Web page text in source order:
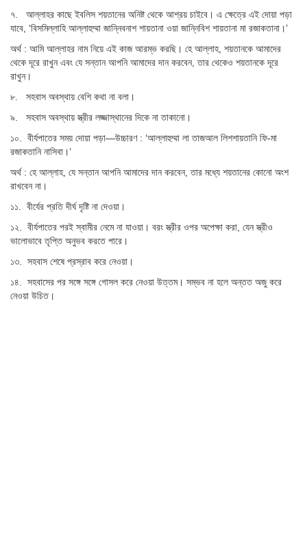
৭. আল্লাহর কাছে ইবলিস শয়তানের অনিষ্ট থেকে আশ্রয় চাইবে। এ ক্ষেত্রে এই দোয়া পড়া
যাবে, ‘বিসমিল্লাহি আল্লাহুম্মা জান্নিবনাশ শায়তানা ওয়া জান্নিবিশ শায়তানা মা রজাকতানা।’
অর্থ : আমি আল্লাহর নাম নিয়ে এই কাজ আরম্ভ করছি। হে আল্লাহ, শয়তানকে আমাদের
থেকে দূরে রাখুন এবং যে সন্তান আপনি আমাদের দান করবেন, তার থেকেও শয়তানকে দূরে
রাখুন।
৮. সহবাস অবস্থায় বেশি কথা না বলা।
৯. সহবাস অবস্থায় স্ত্রীর লজ্জাস্থানের দিকে না তাকানো।
১০. বীর্যপাতের সময় দোয়া পড়া—উচ্চারণ : ‘আল্লাহুম্মা লা তাজআল লিশশায়তানি ফি-মা
রজাকতানি নাসিবা।’
অর্থ : হে আল্লাহ, যে সন্তান আপনি আমাদের দান করবেন, তার মধ্যে শয়তানের কোনো অংশ
রাখবেন না।
১১. বীর্যের প্রতি দীর্ঘ দৃষ্টি না দেওয়া।
১২. বীর্যপাতের পরই স্বামীর নেমে না যাওয়া। বরং স্ত্রীর ওপর অপেক্ষা করা, যেন স্ত্রীও
ভালোভাবে তৃপ্তি অনুভব করতে পারে।
১৩. সহবাস শেষে প্রস্রাব করে নেওয়া।
১৪. সহবাসের পর সঙ্গে সঙ্গে গোসল করে নেওয়া উত্তম। সম্ভব না হলে অন্তত অজু করে
নেওয়া উচিত।